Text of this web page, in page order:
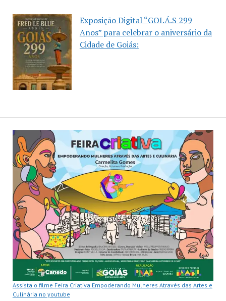
Exposição Digital “GOI.Á.S 299
Anos” para celebrar o aniversário da
Cidade de Goiás:
Assista o filme Feira Criativa Empoderando Mulheres Através das Artes e
Culinária no youtube